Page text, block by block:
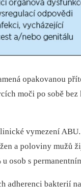
opakovanou
moči po sobě
vymezení
a poloviny mužů
osob s
adherenci bakterií